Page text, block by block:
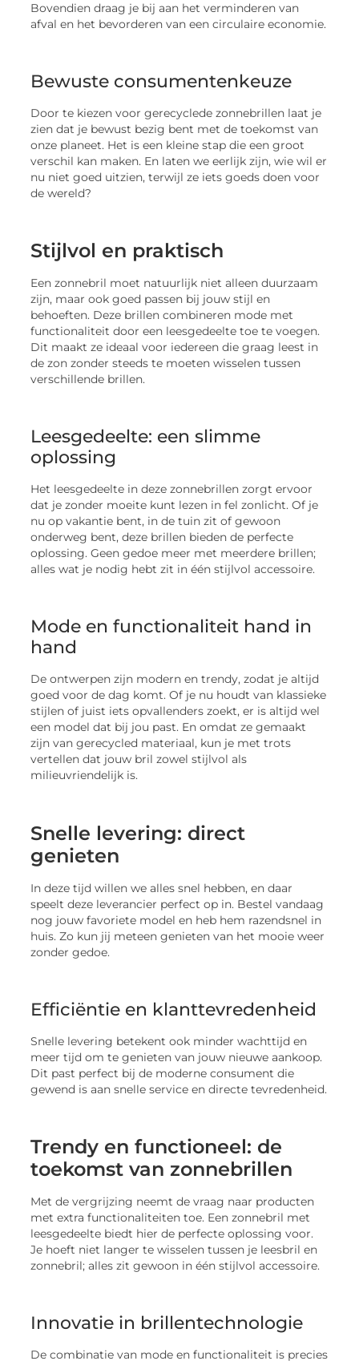
Bovendien draag je bij aan het verminderen van
afval en het bevorderen van een circulaire economie.
Bewuste consumentenkeuze
Door te kiezen voor gerecyclede zonnebrillen laat je
zien dat je bewust bezig bent met de toekomst van
onze planeet. Het is een kleine stap die een groot
verschil kan maken. En laten we eerlijk zijn, wie wil er
nu niet goed uitzien, terwijl ze iets goeds doen voor
de wereld?
Stijlvol en praktisch
Een zonnebril moet natuurlijk niet alleen duurzaam
zijn, maar ook goed passen bij jouw stijl en
behoeften. Deze brillen combineren mode met
functionaliteit door een leesgedeelte toe te voegen.
Dit maakt ze ideaal voor iedereen die graag leest in
de zon zonder steeds te moeten wisselen tussen
verschillende brillen.
Leesgedeelte: een slimme
oplossing
Het leesgedeelte in deze zonnebrillen zorgt ervoor
dat je zonder moeite kunt lezen in fel zonlicht. Of je
nu op vakantie bent, in de tuin zit of gewoon
onderweg bent, deze brillen bieden de perfecte
oplossing. Geen gedoe meer met meerdere brillen;
alles wat je nodig hebt zit in één stijlvol accessoire.
Mode en functionaliteit hand in
hand
De ontwerpen zijn modern en trendy, zodat je altijd
goed voor de dag komt. Of je nu houdt van klassieke
stijlen of juist iets opvallenders zoekt, er is altijd wel
een model dat bij jou past. En omdat ze gemaakt
zijn van gerecycled materiaal, kun je met trots
vertellen dat jouw bril zowel stijlvol als
milieuvriendelijk is.
Snelle levering: direct
genieten
In deze tijd willen we alles snel hebben, en daar
speelt deze leverancier perfect op in. Bestel vandaag
nog jouw favoriete model en heb hem razendsnel in
huis. Zo kun jij meteen genieten van het mooie weer
zonder gedoe.
Efficiëntie en klanttevredenheid
Snelle levering betekent ook minder wachttijd en
meer tijd om te genieten van jouw nieuwe aankoop.
Dit past perfect bij de moderne consument die
gewend is aan snelle service en directe tevredenheid.
Trendy en functioneel: de
toekomst van zonnebrillen
Met de vergrijzing neemt de vraag naar producten
met extra functionaliteiten toe. Een zonnebril met
leesgedeelte biedt hier de perfecte oplossing voor.
Je hoeft niet langer te wisselen tussen je leesbril en
zonnebril; alles zit gewoon in één stijlvol accessoire.
Innovatie in brillentechnologie
De combinatie van mode en functionaliteit is precies